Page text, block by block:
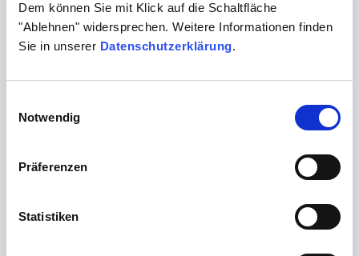
Dem können Sie mit Klick auf die Schaltfläche
"Ablehnen" widersprechen. Weitere Informationen finden
Sie in unserer Datenschutzerklärung.
Notwendig
Präferenzen
Statistiken
… mit Erhebung des hygienischen Grundstatus plus
Desinfektionspläne, Beurteilung der